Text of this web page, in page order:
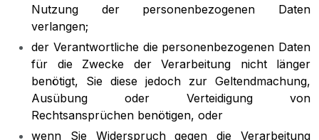
Nutzung der personenbezogenen Daten
verlangen;
der Verantwortliche die personenbezogenen Daten
für die Zwecke der Verarbeitung nicht länger
benötigt, Sie diese jedoch zur Geltendmachung,
Ausübung oder Verteidigung von
Rechtsansprüchen benötigen, oder
wenn Sie Widerspruch gegen die Verarbeitung